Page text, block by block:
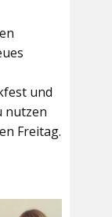
und
nutzen
Freitag.